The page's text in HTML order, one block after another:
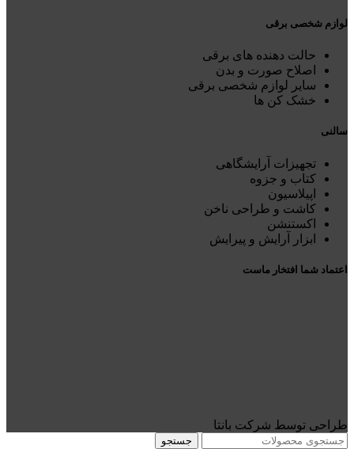
لوازم شخصی برقی
حالت دهنده های برقی
اصلاح صورت و بدن
سایر لوازم شخصی برقی
خشک کن ها
سالنی
تجهیزات آرایشگاهی
کتاب و جزوه
اپیلاسیون
کاشت و طراحی ناخن
اکستنشن
ابزار آرایش و پیرایش
اعتماد شما افتخار ماست
طراحی توسط شرکت بانتا
جستجو